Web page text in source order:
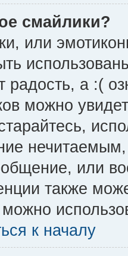
смайлики?
или
радость, а :(
можно
нечитаемым,
или
также
можно
к началу